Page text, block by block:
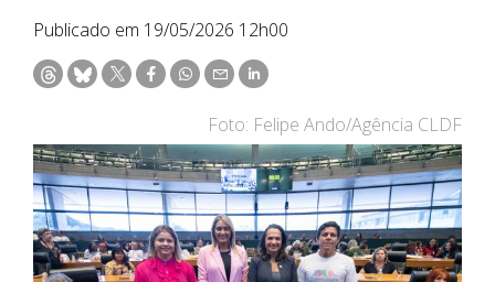
Publicado em 19/05/2026 12h00
Foto: Felipe Ando/Agência CLDF